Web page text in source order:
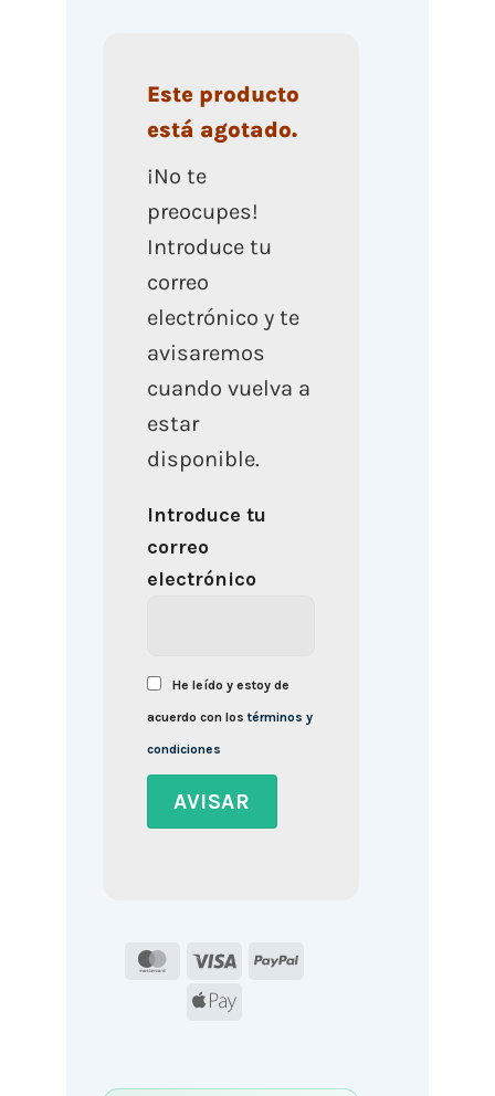
Este producto
está agotado.
¡No te
preocupes!
Introduce tu
correo
electrónico y te
avisaremos
cuando vuelva a
estar
disponible.
Introduce tu
correo
electrónico
He leído y estoy de
acuerdo con lostérminos y
condiciones
MasterCard
Visa
PayPal
Apple